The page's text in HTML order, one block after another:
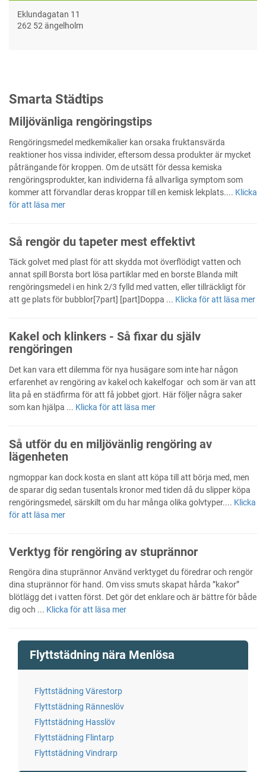
Eklundagatan 11
262 52 ängelholm
Smarta Städtips
Miljövänliga rengöringstips
Rengöringsmedel medkemikalier kan orsaka fruktansvärda
reaktioner hos vissa individer, eftersom dessa produkter är mycket
påträngande för kroppen. Om de utsätt för dessa kemiska
rengöringsprodukter, kan individerna få allvarliga symptom som
kommer att förvandlar deras kroppar till en kemisk lekplats.... Klicka
för att läsa mer
Så rengör du tapeter mest effektivt
Täck golvet med plast för att skydda mot överflödigt vatten och
annat spill Borsta bort lösa partiklar med en borste Blanda milt
rengöringsmedel i en hink 2/3 fylld med vatten, eller tillräckligt för
att ge plats för bubblor[7part] [part]Doppa ... Klicka för att läsa mer
Kakel och klinkers - Så fixar du själv
rengöringen
Det kan vara ett dilemma för nya husägare som inte har någon
erfarenhet av rengöring av kakel och kakelfogar och som är van att
lita på en städfirma för att få jobbet gjort. Här följer några saker
som kan hjälpa ... Klicka för att läsa mer
Så utför du en miljövänlig rengöring av
lägenheten
ngmoppar kan dock kosta en slant att köpa till att börja med, men
de sparar dig sedan tusentals kronor med tiden då du slipper köpa
rengöringsmedel, särskilt om du har många olika golvtyper.... Klicka
för att läsa mer
Verktyg för rengöring av stuprännor
Rengöra dina stuprännor Använd verktyget du föredrar och rengör
dina stuprännor för hand. Om viss smuts skapat hårda ”kakor”
blötlägg det i vatten först. Det gör det enklare och är bättre för både
dig och ... Klicka för att läsa mer
Flyttstädning nära Menlösa
Flyttstädning Värestorp
Flyttstädning Ränneslöv
Flyttstädning Hasslöv
Flyttstädning Flintarp
Flyttstädning Vindrarp